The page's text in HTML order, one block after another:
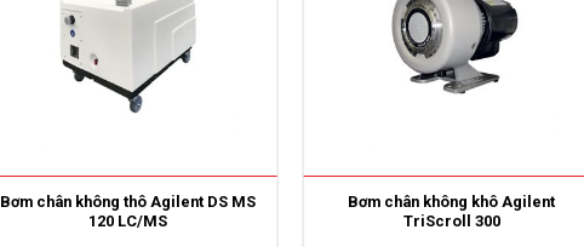
Bơm chân không thô Agilent DS MS
120 LC/MS
Bơm chân không khô Agilent
TriScroll 300